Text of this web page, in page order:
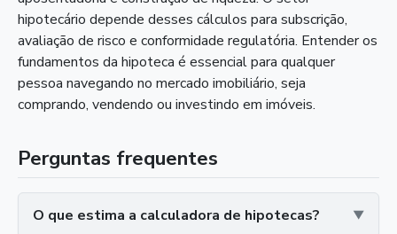
hipotecário depende desses cálculos para subscrição,
avaliação de risco e conformidade regulatória. Entender os
fundamentos da hipoteca é essencial para qualquer
pessoa navegando no mercado imobiliário, seja
comprando, vendendo ou investindo em imóveis.
Perguntas frequentes
O que estima a calculadora de hipotecas?